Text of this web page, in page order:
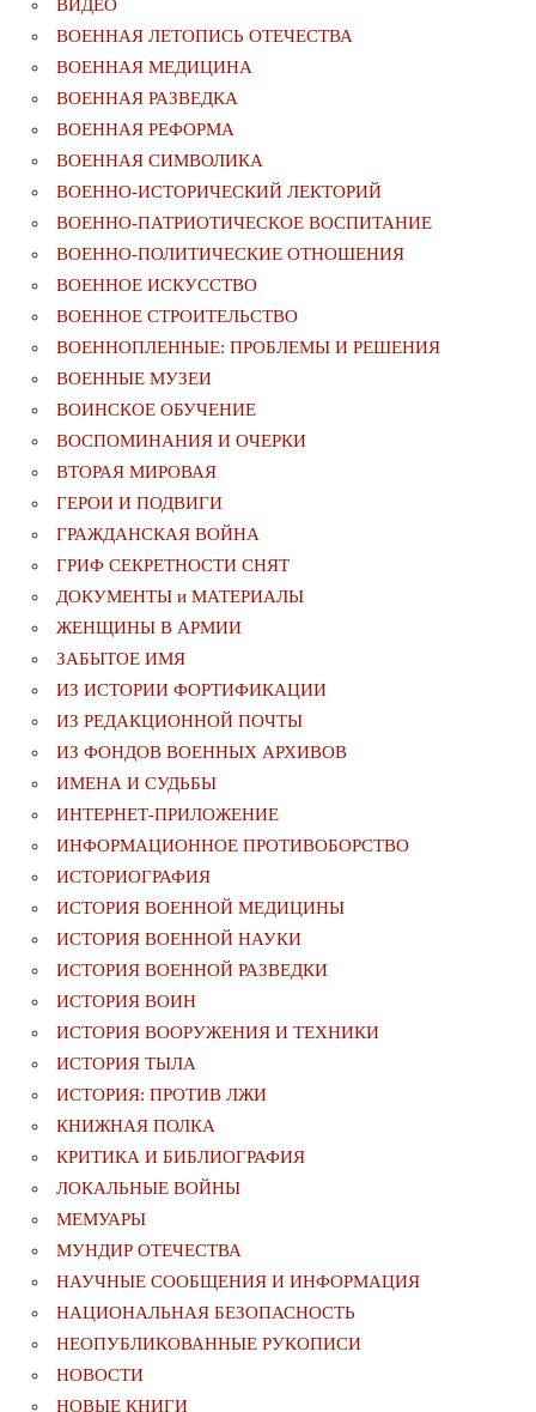
ВИДЕО
ВОЕННАЯ ЛЕТОПИСЬ ОТЕЧЕСТВА
ВОЕННАЯ МЕДИЦИНА
ВОЕННАЯ РАЗВЕДКА
ВОЕННАЯ РЕФОРМА
ВОЕННАЯ СИМВОЛИКА
ВОЕННО-ИСТОРИЧЕСКИЙ ЛЕКТОРИЙ
ВОЕННО-ПАТРИОТИЧЕСКОЕ ВОСПИТАНИЕ
ВОЕННО-ПОЛИТИЧЕСКИE ОТНОШЕНИЯ
ВОЕННОЕ ИСКУССТВО
ВОЕННОЕ СТРОИТЕЛЬСТВО
ВОЕННОПЛЕННЫЕ: ПРОБЛЕМЫ И РЕШЕНИЯ
ВОЕННЫЕ МУЗЕИ
ВОИНСКОЕ ОБУЧЕНИЕ
ВОСПОМИНАНИЯ И ОЧЕРКИ
ВТОРАЯ МИРОВАЯ
ГЕРОИ И ПОДВИГИ
ГРАЖДАНСКАЯ ВОЙНА
ГРИФ СЕКРЕТНОСТИ СНЯТ
ДОКУМЕНТЫ и МАТЕРИАЛЫ
ЖЕНЩИНЫ В АРМИИ
ЗАБЫТОЕ ИМЯ
ИЗ ИСТОРИИ ФОРТИФИКАЦИИ
ИЗ РЕДАКЦИОННОЙ ПОЧТЫ
ИЗ ФОНДОВ ВОЕННЫХ АРХИВОВ
ИМЕНА И СУДЬБЫ
ИНТЕРНЕТ-ПРИЛОЖЕНИЕ
ИНФОРМАЦИОННОЕ ПРОТИВОБОРСТВО
ИСТОРИОГРАФИЯ
ИСТОРИЯ ВОЕННОЙ МЕДИЦИНЫ
ИСТОРИЯ ВОЕННОЙ НАУКИ
ИСТОРИЯ ВОЕННОЙ РАЗВЕДКИ
ИСТОРИЯ ВОИН
ИСТОРИЯ ВООРУЖЕНИЯ И ТЕХНИКИ
ИСТОРИЯ ТЫЛА
ИСТОРИЯ: ПРОТИВ ЛЖИ
КНИЖНАЯ ПОЛКА
КРИТИКА И БИБЛИОГРАФИЯ
ЛОКАЛЬНЫЕ ВОЙНЫ
МЕМУАРЫ
МУНДИР ОТЕЧЕСТВА
НАУЧНЫЕ СООБЩЕНИЯ И ИНФОРМАЦИЯ
НАЦИОНАЛЬНАЯ БЕЗОПАСНОСТЬ
НЕОПУБЛИКОВАННЫЕ РУКОПИСИ
НОВОСТИ
НОВЫЕ КНИГИ